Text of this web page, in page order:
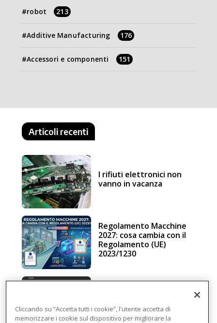
robot 213
Additive Manufacturing 176
Accessori e componenti 151
Articoli recenti
I rifiuti elettronici non
vanno in vacanza
Regolamento Macchine
2027: cosa cambia con il
Regolamento (UE)
2023/1230
intelligenza in cloud
Cliccando su “Accetta tutti i cookie”, l'utente accetta di
memorizzare i cookie sul dispositivo per migliorare la